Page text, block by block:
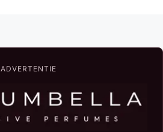
ADVERTENTIE